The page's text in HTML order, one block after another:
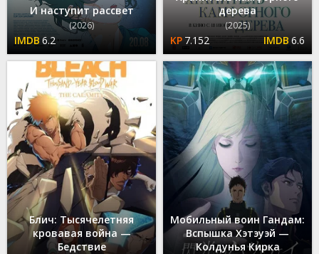
И наступит рассвет
(2026)
6.2
дерева
(2025)
7.152 6.6
Блич: Тысячелетняя
кровавая война —
Бедствие
Мобильный воин Гандам:
Вспышка Хэтэуэй —
Колдунья Кирка